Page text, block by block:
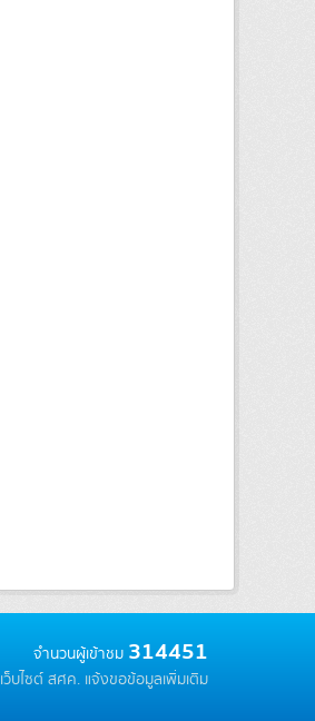
จำนวนผู้เข้าชม 314451
เว็บไซต์ สศค. แจ้งขอข้อมูลเพิ่มเติม